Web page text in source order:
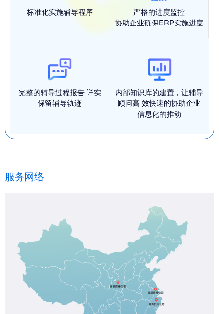
标准化实施辅导程序
严格的进度监控
协助企业确保ERP实施进度
完整的辅导过程报告 详实
保留辅导轨迹
内部知识库的建置，让辅导
顾问高 效快速的协助企业
信息化的推动
服务网络